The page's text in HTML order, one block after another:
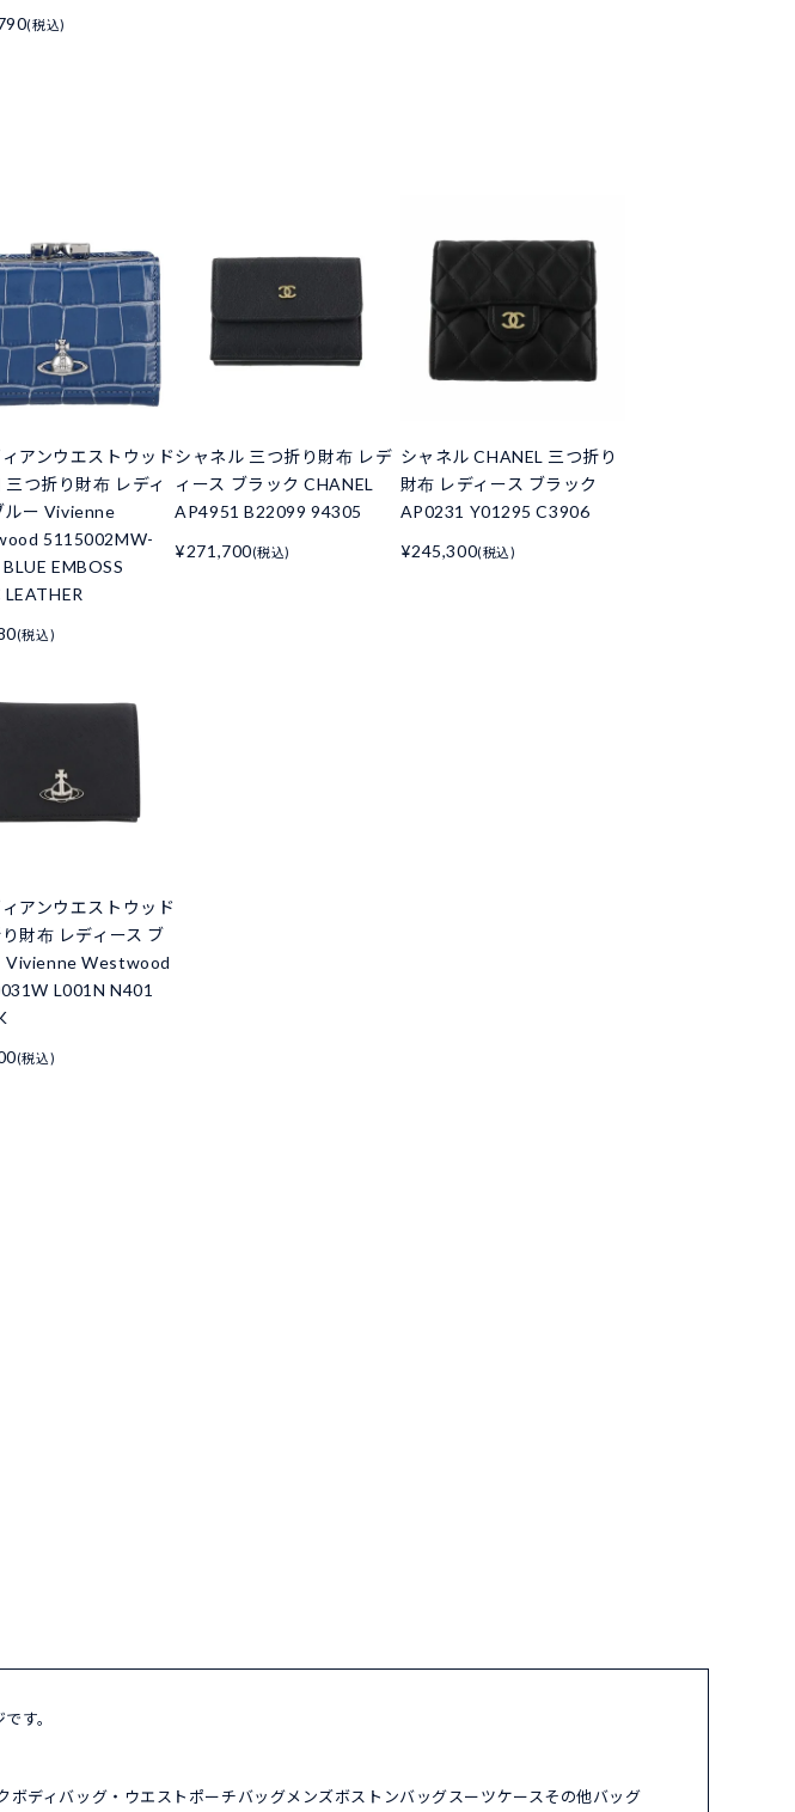
(税込)
アンウエストウッド
三つ折り財布 レディ
ルー Vivienne
5115002MW-
EMBOSS
(税込)
シャネル 三つ折り財布 レデ
ィース ブラック CHANEL
AP4951 B22099 94305
¥271,700(税込)
シャネル CHANEL 三つ折り
財布 レディース ブラック
AP0231 Y01295 C3906
¥245,300(税込)
アンウエストウッド
財布 レディース ブ
Vivienne Westwood
L001N N401
(税込)
す。
ボディバッグ・ウエストポーチバッグメンズボストンバッグスーツケースその他バッグ